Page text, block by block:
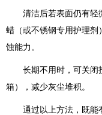
清洁后若表面仍有轻
蜡（或不锈钢专用护理剂
蚀能力。
长期不用时，可关闭
箱），减少灰尘堆积。
通过以上方法，既能